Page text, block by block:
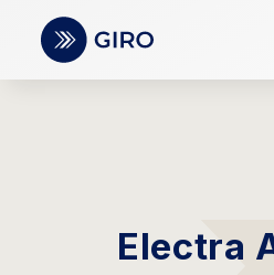
Electra